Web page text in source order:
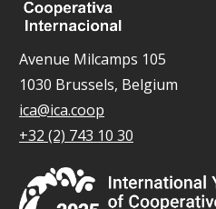
Avenue Milcamps 105
1030 Brussels, Belgium
ica@ica.coop
+32 (2) 743 10 30